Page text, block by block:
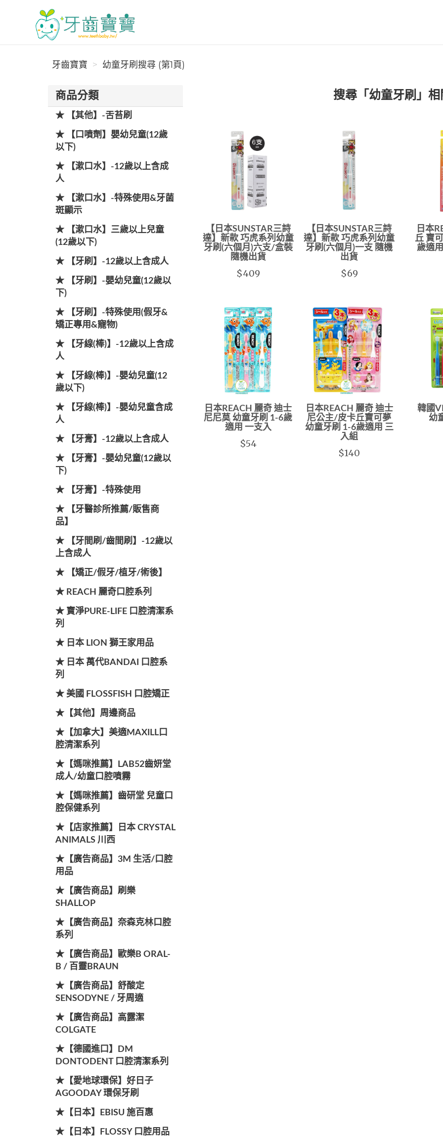
牙齒寶寶
牙齒寶寶
幼童牙刷搜尋 (第1頁)
商品分類
★ 【其他】-舌苔刷
★ 【口噴劑】嬰幼兒童(12歲
以下)
★ 【漱口水】-12歲以上含成
人
★ 【漱口水】-特殊使用&牙菌
斑顯示
★ 【漱口水】三歲以上兒童
(12歲以下)
★ 【牙刷】-12歲以上含成人
★ 【牙刷】-嬰幼兒童(12歲以
下)
★ 【牙刷】-特殊使用(假牙&
矯正專用&寵物)
★ 【牙線(棒)】-12歲以上含成
人
★ 【牙線(棒)】-嬰幼兒童(12
歲以下)
★ 【牙線(棒)】-嬰幼兒童含成
人
★ 【牙膏】-12歲以上含成人
★ 【牙膏】-嬰幼兒童(12歲以
下)
★ 【牙膏】-特殊使用
★ 【牙醫診所推薦/販售商
品】
★ 【牙間刷/齒間刷】-12歲以
上含成人
★ 【矯正/假牙/植牙/術後】
★ REACH 麗奇口腔系列
★ 寶淨PURE-LIFE 口腔清潔系
列
★ 日本 LION 獅王家用品
★ 日本 萬代BANDAI 口腔系
列
★ 美國 FLOSSFISH 口腔矯正
★【其他】周邊商品
★【加拿大】美適MAXILL口
腔清潔系列
★【媽咪推薦】LAB52齒妍堂
成人/幼童口腔噴霧
★【媽咪推薦】齒研堂 兒童口
腔保健系列
★【店家推薦】日本 CRYSTAL
ANIMALS 川西
★【廣告商品】3M 生活/口腔
用品
★【廣告商品】刷樂
SHALLOP
★【廣告商品】奈森克林口腔
系列
★【廣告商品】歐樂B ORAL-
B / 百靈BRAUN
★【廣告商品】舒酸定
SENSODYNE / 牙周適
★【廣告商品】高露潔
COLGATE
★【德國進口】DM
DONTODENT 口腔清潔系列
★【愛地球環保】好日子
AGOODAY 環保牙刷
★【日本】EBISU 施百惠
★【日本】FLOSSY 口腔用品
搜尋「幼童牙刷」
【日本SUNSTAR三詩
達】新款 巧虎系列幼童
牙刷(六個月)六支/盒裝
隨機出貨
$409
【日本SUNSTAR三詩
達】新款 巧虎系列幼童
牙刷(六個月)一支 隨機
出貨
$69
日本
丘 寶
歲適
日本REACH 麗奇 迪士
尼尼莫 幼童牙刷 1-6歲
適用 一支入
$54
日本REACH 麗奇 迪士
尼公主/皮卡丘寶可夢
幼童牙刷 1-6歲適用 三
入組
$140
韓國
幼